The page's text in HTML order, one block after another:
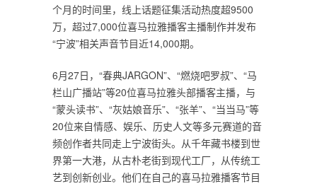
个月的时间里，线上话题征集活动热度超9500
万，超过7,000位喜马拉雅播客主播制作并发布
“宁波”相关声音节目近14,000期。
6月27日，“春典JARGON”、“燃烧吧罗叔”、“马
栏山广播站”等20位喜马拉雅头部播客主播，与
“蒙头读书”、“灰姑娘音乐”、“张羊”、“当当马”等
20位来自情感、娱乐、历史人文等多元赛道的音
频创作者共同走上宁波街头。从千年藏书楼到世
界第一大港，从古朴老街到现代工厂，从传统工
艺到创新创业。他们在自己的喜马拉雅播客节目